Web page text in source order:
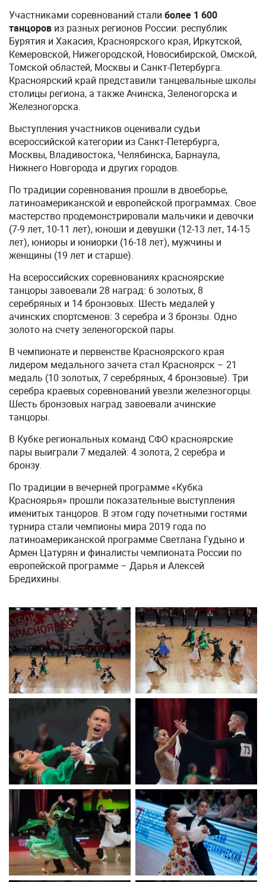
Участниками соревнований стали более 1 600
танцоров из разных регионов России: республик
Бурятия и Хакасия, Красноярского края, Иркутской,
Кемеровской, Нижегородской, Новосибирской, Омской,
Томской областей, Москвы и Санкт-Петербурга.
Красноярский край представили танцевальные школы
столицы региона, а также Ачинска, Зеленогорска и
Железногорска.
Выступления участников оценивали судьи
всероссийской категории из Санкт-Петербурга,
Москвы, Владивостока, Челябинска, Барнаула,
Нижнего Новгорода и других городов.
По традиции соревнования прошли в двоеборье,
латиноамериканской и европейской программах. Свое
мастерство продемонстрировали мальчики и девочки
(7-9 лет, 10-11 лет), юноши и девушки (12-13 лет, 14-15
лет), юниоры и юниорки (16-18 лет), мужчины и
женщины (19 лет и старше).
На всероссийских соревнованиях красноярские
танцоры завоевали 28 наград: 6 золотых, 8
серебряных и 14 бронзовых. Шесть медалей у
ачинских спортсменов: 3 серебра и 3 бронзы. Одно
золото на счету зеленогорской пары.
В чемпионате и первенстве Красноярского края
лидером медального зачета стал Красноярск – 21
медаль (10 золотых, 7 серебряных, 4 бронзовые). Три
серебра краевых соревнований увезли железногорцы.
Шесть бронзовых наград завоевали ачинские
танцоры.
В Кубке региональных команд СФО красноярские
пары выиграли 7 медалей: 4 золота, 2 серебра и
бронзу.
По традиции в вечерней программе «Кубка
Красноярья» прошли показательные выступления
именитых танцоров. В этом году почетными гостями
турнира стали чемпионы мира 2019 года по
латиноамериканской программе Светлана Гудыно и
Армен Цатурян и финалисты чемпионата России по
европейской программе – Дарья и Алексей
Бредихины.